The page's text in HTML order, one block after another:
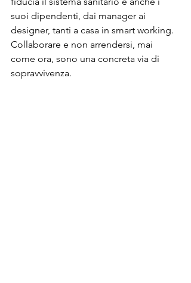
suoi dipendenti, dai manager ai
designer, tanti a casa in smart working.
Collaborare e non arrendersi, mai
come ora, sono una concreta via di
sopravvivenza.